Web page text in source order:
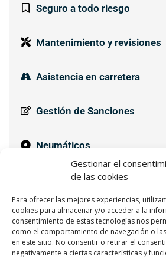
Gestionar el
de las cookies
Para ofrecer las mejores experiencias,
cookies para almacenar y/o acceder a la
consentimiento de estas tecnologías nos
como el comportamiento de navegación o
en este sitio. No consentir o retirar el
negativamente a ciertas características y
Seguro a todo riesgo
Mantenimiento y revisiones
Asistencia en carretera
Gestión de Sanciones
Neumáticos
Pago de Impuestos
Contactar